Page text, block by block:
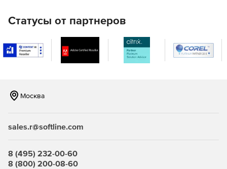
Статусы от партнеров
Москва
sales.r@softline.com
8 (495) 232-00-60
8 (800) 200-08-60